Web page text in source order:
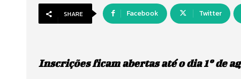
SHARE Facebook Twitter
Inscrições ficam abertas até o dia 1º de